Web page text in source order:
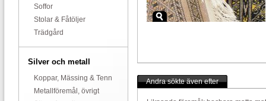
Soffor
Stolar & Fåtöljer
Trädgård
Silver och metall
Koppar, Mässing & Tenn
Metallföremål, övrigt
Andra sökte även efter